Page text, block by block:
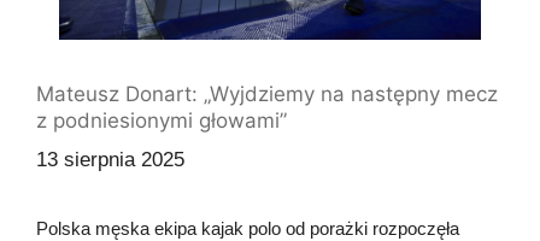
Mateusz Donart: „Wyjdziemy na następny mecz
z podniesionymi głowami”
13 sierpnia 2025
Polska męska ekipa kajak polo od porażki rozpoczęła